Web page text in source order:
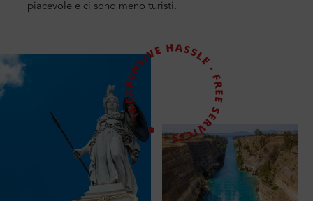
piacevole e ci sono meno turisti.